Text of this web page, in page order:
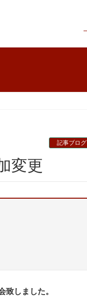
記事ブログ
変更
しました。